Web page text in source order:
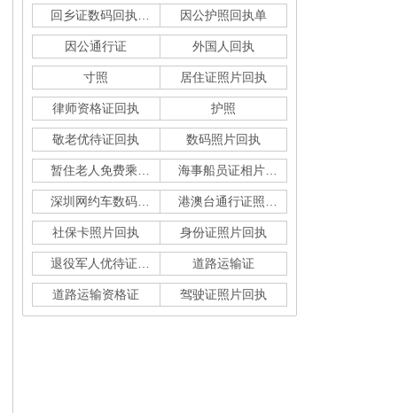
因公护照回执单
因公通行证 外国人回执
寸照 居住证照片回执
律师资格证回执 护照
敬老优待证回执 数码照片回执
海事船员证相片采集
社保卡照片回执 身份证照片回执
道路运输证
道路运输资格证 驾驶证照片回执